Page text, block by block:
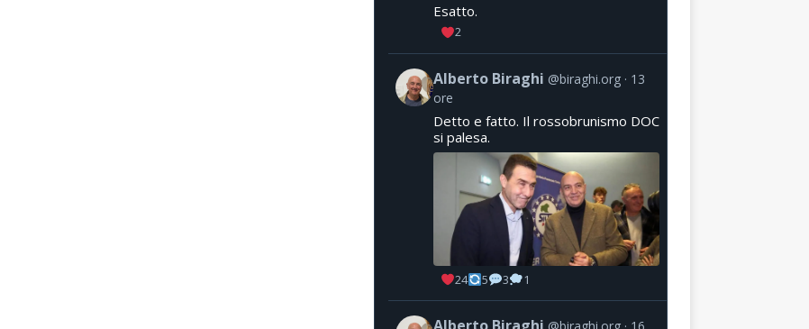
Esatto.
2
Alberto Biraghi @biraghi.org
13
ore
Detto e fatto. Il rossobrunismo DOC
si palesa.
24 5 3 1